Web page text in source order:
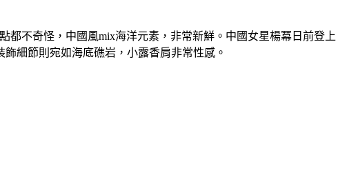
不奇怪，中國風mix海洋元素，非常新鮮。中國女星楊冪日前登上
細節則宛如海底礁岩，小露香肩非常性感。